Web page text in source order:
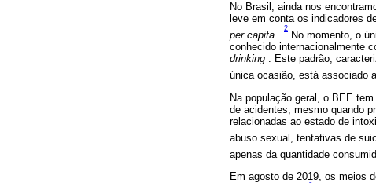
No Brasil, ainda nos
leve em conta os indicadores
per capita .
2
No momento, o
conhecido internacionalmente
drinking . Este padrão,
única ocasião, está associado
Na população geral, o BEE
de acidentes, mesmo quando
relacionadas ao estado de
abuso sexual, tentativas de
apenas da quantidade
Em agosto de 2019, os meios